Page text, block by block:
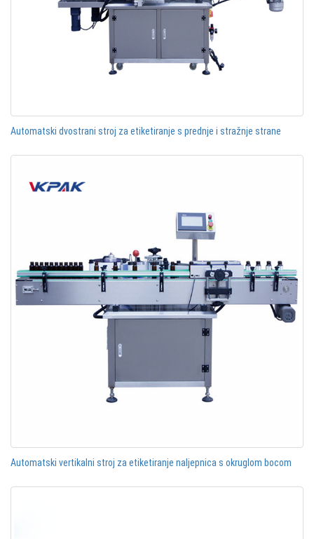
Automatski dvostrani stroj za etiketiranje s prednje i stražnje strane
Automatski vertikalni stroj za etiketiranje naljepnica s okruglom bocom